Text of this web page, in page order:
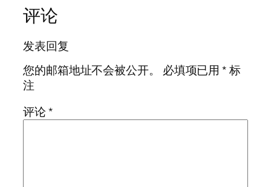
评论
发表回复
您的邮箱地址不会被公开。
必填项已用*标
注
评论*